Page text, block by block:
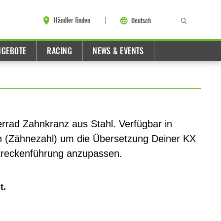
Händler finden Deutsch
RACING NEWS & EVENTS
Zahnkranz aus Stahl. Verfügbar in
(Zähnezahl) um die Übersetzung Deiner KX
anzupassen.